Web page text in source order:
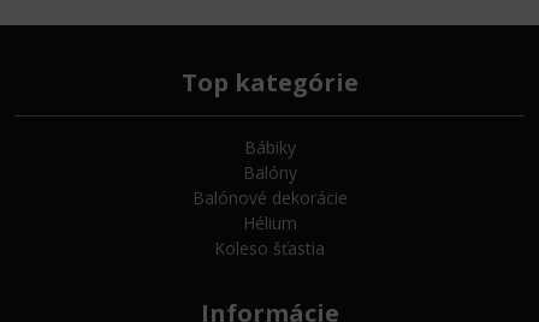
Top kategórie
Bábiky
Balóny
Balónové dekorácie
Hélium
Koleso šťastia
Informácie